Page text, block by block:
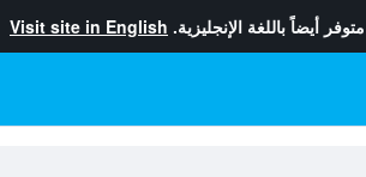
متوفر أيضاً باللغة الإنجليزية. Visit site in English